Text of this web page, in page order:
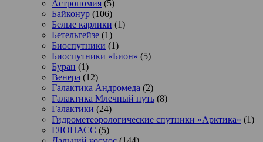
Астрономия (5)
Байконур (106)
Белые карлики (1)
Бетельгейзе (1)
Биоспутники (1)
Биоспутники «Бион» (5)
Буран (1)
Венера (12)
Галактика Андромеда (2)
Галактика Млечный путь (8)
Галактики (24)
Гидрометеорологические спутники «Арктика» (1)
ГЛОНАСС (5)